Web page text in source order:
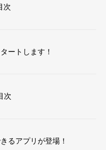
次
ートします！
次
るアプリが登場！